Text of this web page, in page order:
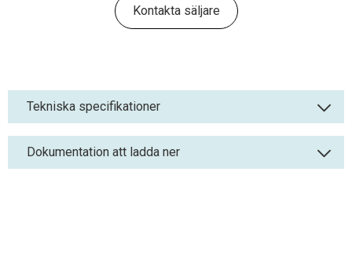
Kontakta säljare
Tekniska specifikationer
Dokumentation att ladda ner